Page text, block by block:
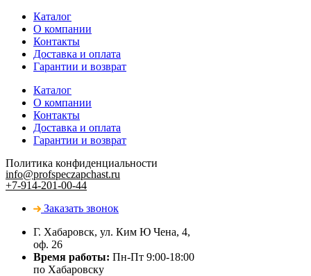
Каталог
О компании
Контакты
Доставка и оплата
Гарантии и возврат
Каталог
О компании
Контакты
Доставка и оплата
Гарантии и возврат
Политика конфиденциальности
info@profspeczapchast.ru
+7-914-201-00-44
Заказать звонок
Г. Хабаровск, ул. Ким Ю Чена, 4,
оф. 26
Время работы: Пн-Пт 9:00-18:00
по Хабаровску